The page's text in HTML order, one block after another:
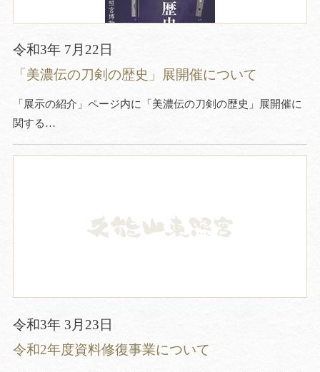
令和3年 7月22日
「美濃伝の刀剣の歴史」展開催について
「展示の紹介」ページ内に「美濃伝の刀剣の歴史」展開催に
関する…
令和3年 3月23日
令和2年度資料修復事業について